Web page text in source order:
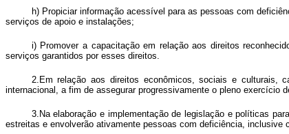
h) Propiciar informação acessível para as pessoas com
serviços de apoio e instalações;
i) Promover a capacitação em relação aos direitos
serviços garantidos por esses direitos.
2.Em relação aos direitos econômicos, sociais e culturais,
internacional, a fim de assegurar progressivamente o pleno exercício
3.Na elaboração e implementação de legislação e políticas
estreitas e envolverão ativamente pessoas com deficiência, inclusive